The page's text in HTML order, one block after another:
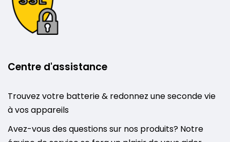
Centre d'assistance
Trouvez votre batterie & redonnez une seconde vie
à vos appareils
Avez-vous des questions sur nos produits? Notre